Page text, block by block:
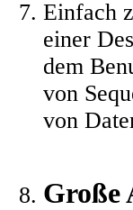
Einfach
einer
dem
von
von
Große